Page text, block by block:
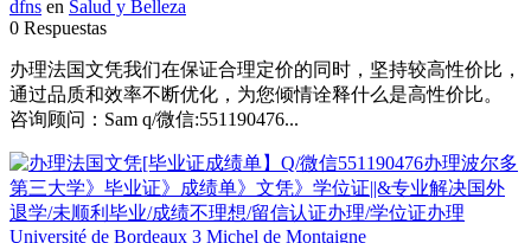
dfns en Salud y Belleza
0 Respuestas
办理法国文凭我们在保证合理定价的同时，坚持较高性价比，
通过品质和效率不断优化，为您倾情诠释什么是高性价比。
咨询顾问：Sam q/微信:551190476...